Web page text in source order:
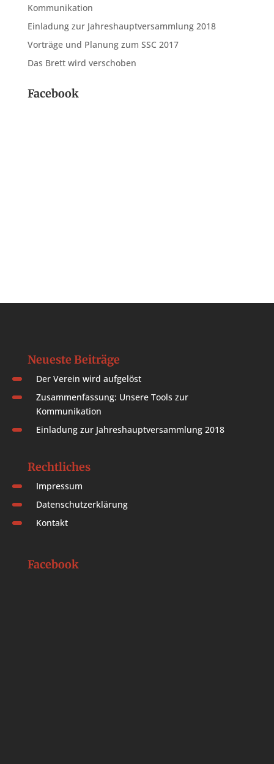
Kommunikation
Einladung zur Jahreshauptversammlung 2018
Vorträge und Planung zum SSC 2017
Das Brett wird verschoben
Facebook
Neueste Beiträge
Der Verein wird aufgelöst
Zusammenfassung: Unsere Tools zur
Kommunikation
Einladung zur Jahreshauptversammlung 2018
Rechtliches
Impressum
Datenschutzerklärung
Kontakt
Facebook